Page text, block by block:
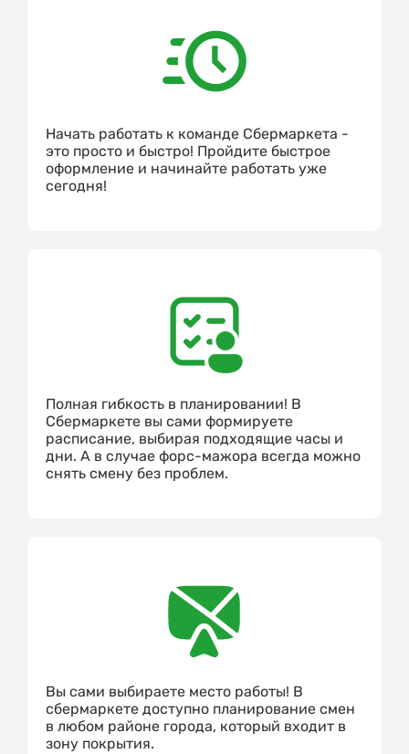
Начать работать к команде Сбермаркета -
это просто и быстро! Пройдите быстрое
оформление и начинайте работать уже
сегодня!
Полная гибкость в планировании! В
Сбермаркете вы сами формируете
расписание, выбирая подходящие часы и
дни. А в случае форс-мажора всегда можно
снять смену без проблем.
Вы сами выбираете место работы! В
сбермаркете доступно планирование смен
в любом районе города, который входит в
зону покрытия.